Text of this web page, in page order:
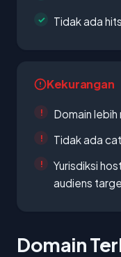
Tidak ada
Kekurangan
Domain lebih
Tidak ada
Yurisdiksi
audiens
Domain